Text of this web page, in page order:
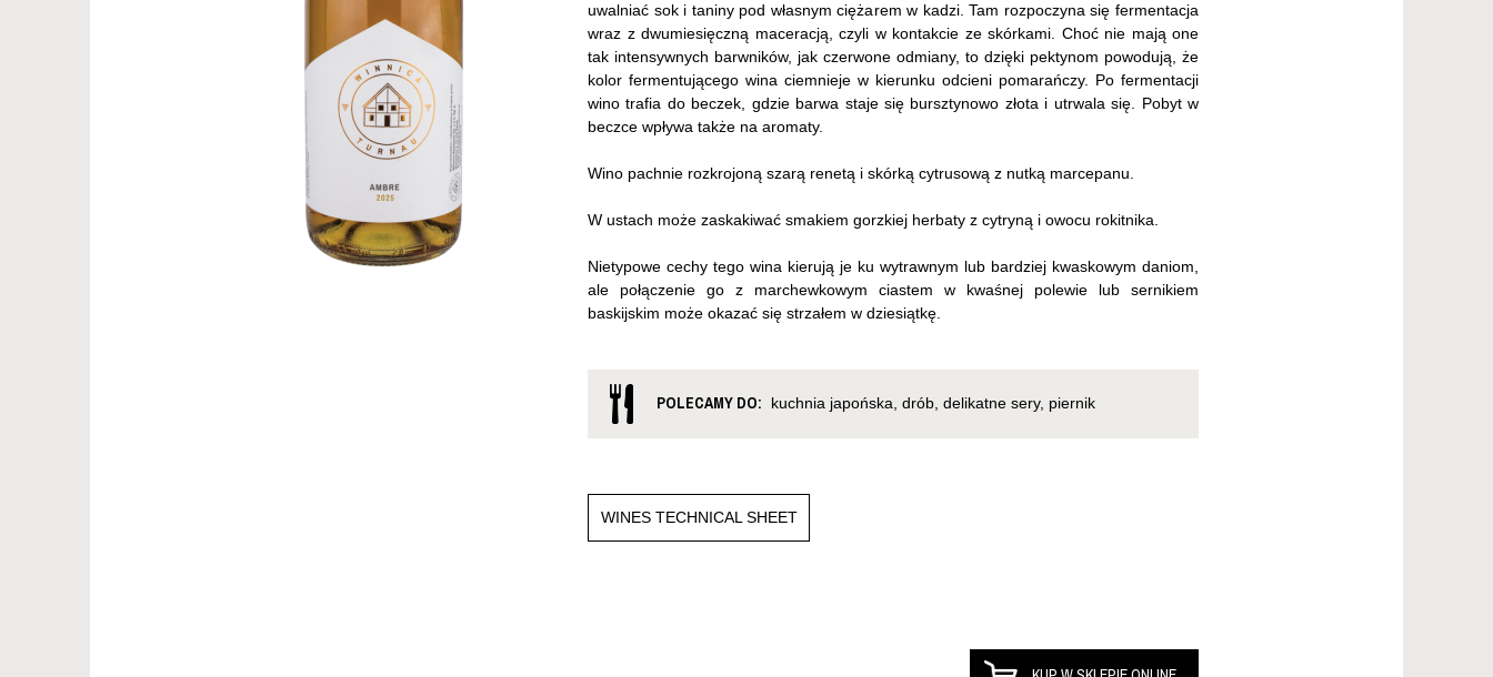
uwalniać sok i taniny pod własnym ciężarem w kadzi. Tam rozpoczyna się fermentacja
wraz z dwumiesięczną maceracją, czyli w kontakcie ze skórkami. Choć nie mają one
tak intensywnych barwników, jak czerwone odmiany, to dzięki pektynom powodują, że
kolor fermentującego wina ciemnieje w kierunku odcieni pomarańczy. Po fermentacji
wino trafia do beczek, gdzie barwa staje się bursztynowo złota i utrwala się. Pobyt w
beczce wpływa także na aromaty.
Wino pachnie rozkrojoną szarą renetą i skórką cytrusową z nutką marcepanu.
W ustach może zaskakiwać smakiem gorzkiej herbaty z cytryną i owocu rokitnika.
Nietypowe cechy tego wina kierują je ku wytrawnym lub bardziej kwaskowym daniom,
ale połączenie go z marchewkowym ciastem w kwaśnej polewie lub sernikiem
baskijskim może okazać się strzałem w dziesiątkę.
POLECAMY DO: kuchnia japońska, drób, delikatne sery, piernik
WINES TECHNICAL SHEET